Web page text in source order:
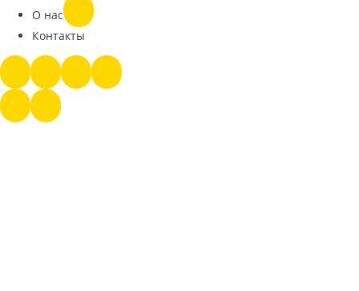
О нас
Контакты